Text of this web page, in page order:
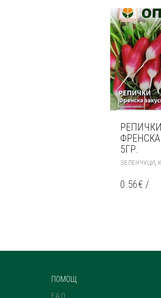
РЕПИЧКИ
5ГР.
ЗЕЛЕНЧУЦИ
0.56€ /
ПОМОЩ
F.A.Q.